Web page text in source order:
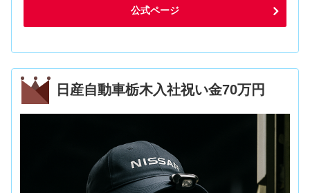
公式ページ
日産自動車栃木入社祝い金70万円